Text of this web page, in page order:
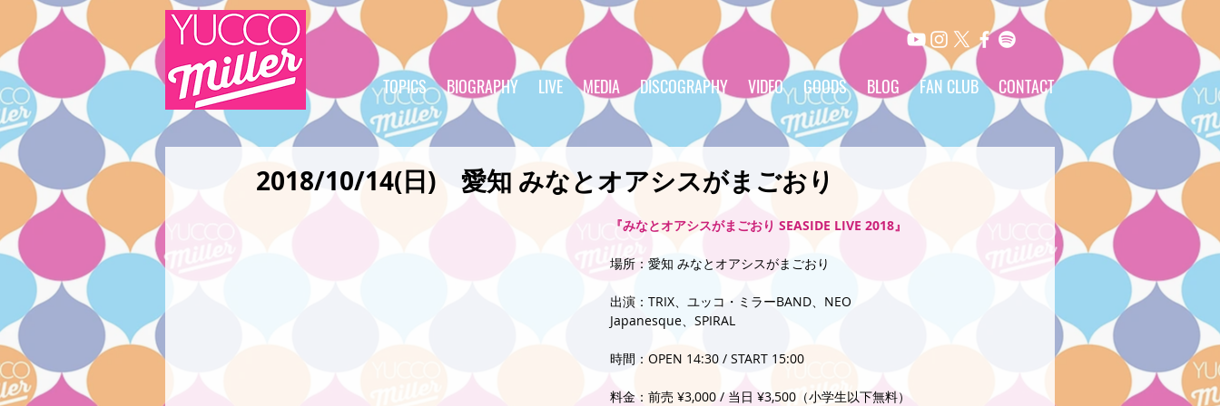
TOPICS BIOGRAPHY LIVE MEDIA DISCOGRAPHY VIDEO GOODS BLOG FAN CLUB CONTACT
2018/10/14(日) 愛知 みなとオアシスがまごおり
『みなとオアシスがまごおり SEASIDE LIVE 2018』
場所：愛知 みなとオアシスがまごおり
出演：TRIX、ユッコ・ミラーBAND、NEO
Japanesque、SPIRAL
時間：OPEN 14:30 / START 15:00
料金：前売 ¥3,000 / 当日 ¥3,500（小学生以下無料）